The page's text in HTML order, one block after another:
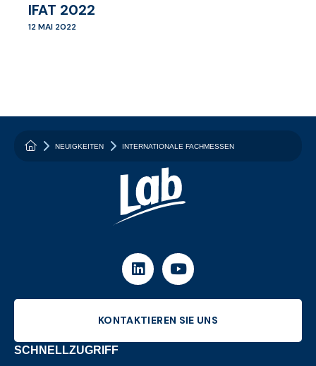
IFAT 2022
12 MAI 2022
{homepage_hero: {main_title: "Ihr Partner zur
NEUIGKEITEN INTERNATIONALE FACHMESSEN
LINKEDINYOUTUBE
KONTAKTIEREN SIE UNS
SCHNELLZUGRIFF